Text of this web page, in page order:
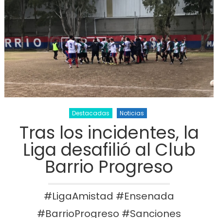
Destacadas Noticias
Tras los incidentes, la
Liga desafilió al Club
Barrio Progreso
#LigaAmistad #Ensenada
#BarrioProgreso #Sanciones